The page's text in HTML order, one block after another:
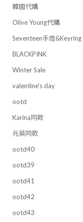
韓國代購
Olive Young代購
Seventeen手燈&Keyring
BLACKPINK
Winter Sale
valentine's day
ootd
Karina同款
元英同款
ootd40
ootd39
ootd41
ootd42
ootd43